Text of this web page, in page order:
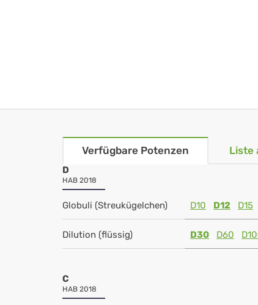
Verfügbare Potenzen Liste
D
HAB 2018
Globuli (Streukügelchen) D10 D12 D15
Dilution (flüssig) D30 D60
C
HAB 2018